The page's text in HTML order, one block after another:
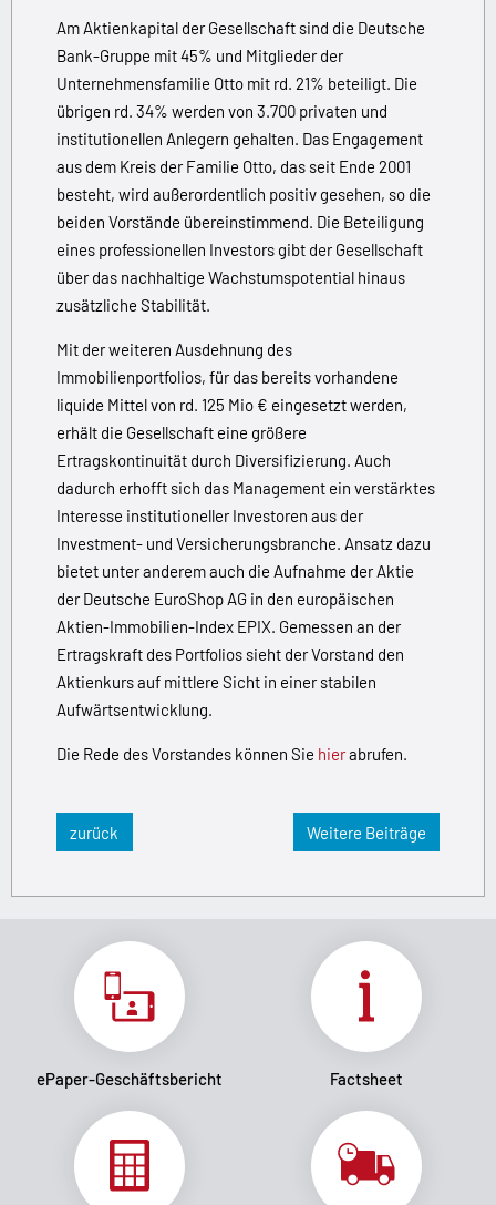
Am Aktienkapital der Gesellschaft sind die Deutsche
Bank-Gruppe mit 45% und Mitglieder der
Unternehmensfamilie Otto mit rd. 21% beteiligt. Die
übrigen rd. 34% werden von 3.700 privaten und
institutionellen Anlegern gehalten. Das Engagement
aus dem Kreis der Familie Otto, das seit Ende 2001
besteht, wird außerordentlich positiv gesehen, so die
beiden Vorstände übereinstimmend. Die Beteiligung
eines professionellen Investors gibt der Gesellschaft
über das nachhaltige Wachstumspotential hinaus
zusätzliche Stabilität.
Mit der weiteren Ausdehnung des
Immobilienportfolios, für das bereits vorhandene
liquide Mittel von rd. 125 Mio € eingesetzt werden,
erhält die Gesellschaft eine größere
Ertragskontinuität durch Diversifizierung. Auch
dadurch erhofft sich das Management ein verstärktes
Interesse institutioneller Investoren aus der
Investment- und Versicherungsbranche. Ansatz dazu
bietet unter anderem auch die Aufnahme der Aktie
der Deutsche EuroShop AG in den europäischen
Aktien-Immobilien-Index EPIX. Gemessen an der
Ertragskraft des Portfolios sieht der Vorstand den
Aktienkurs auf mittlere Sicht in einer stabilen
Aufwärtsentwicklung.
Die Rede des Vorstandes können Sie hierabrufen.
zurück Weitere Beiträge
ePaper-Geschäftsbericht Factsheet